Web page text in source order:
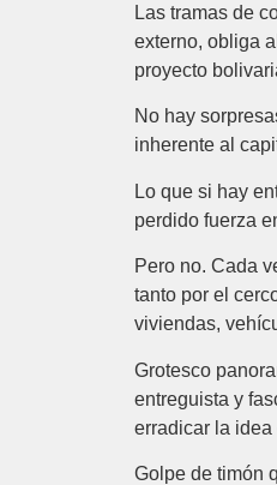
Las tramas de
externo, obliga
proyecto
No hay
inherente al
Lo que si hay
perdido fuerza
Pero no. Cada
tanto por el
viviendas,
Grotesco
entreguista y
erradicar la
Golpe de timón